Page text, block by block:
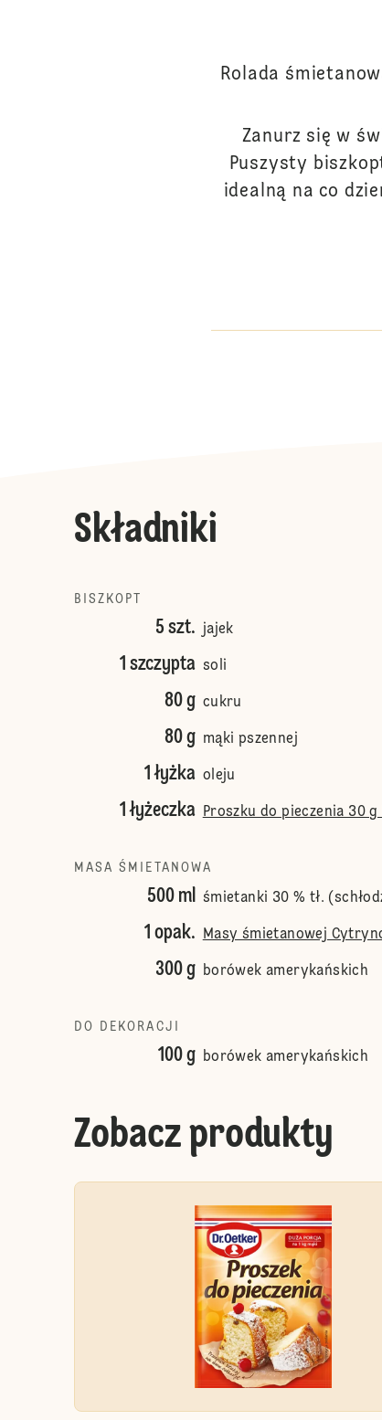
Rolada
Zanurz się w
Puszysty
idealną na co
Składniki
BISZKOPT
5 szt. jajek
1 szczypta soli
80 g cukru
80 g mąki pszennej
1 łyżka oleju
1 łyżeczka Proszku do pieczenia 30 g
MASA ŚMIETANOWA
500 ml śmietanki 30 % tł.
1 opak. Masy śmietanowej
300 g borówek amerykańskich
DO DEKORACJI
100 g borówek amerykańskich
Zobacz produkty